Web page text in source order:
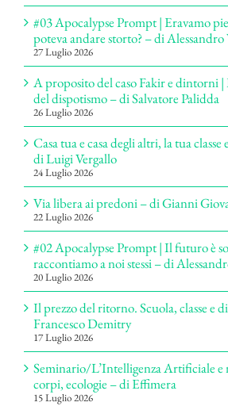
#03 Apocalypse Prompt | Eravamo
poteva andare storto? – di Alessandro
27 Luglio 2026
A proposito del caso Fakir e dintorni
del dispotismo – di Salvatore Palidda
26 Luglio 2026
Casa tua e casa degli altri, la tua
di Luigi Vergallo
24 Luglio 2026
Via libera ai predoni – di Gianni
22 Luglio 2026
#02 Apocalypse Prompt | Il futuro è
raccontiamo a noi stessi – di
20 Luglio 2026
Il prezzo del ritorno. Scuola, classe e
Francesco Demitry
17 Luglio 2026
Seminario/L’Intelligenza Artificiale e
corpi, ecologie – di Effimera
15 Luglio 2026